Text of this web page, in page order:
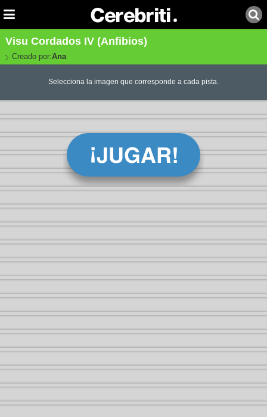
Visu Cordados IV (Anfibios)
Creado por:Ana
Selecciona la imagen que corresponde a cada pista.